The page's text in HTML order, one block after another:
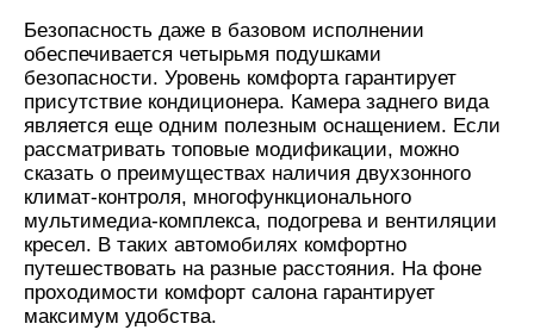
Безопасность даже в базовом исполнении
обеспечивается четырьмя подушками
безопасности. Уровень комфорта гарантирует
присутствие кондиционера. Камера заднего вида
является еще одним полезным оснащением. Если
рассматривать топовые модификации, можно
сказать о преимуществах наличия двухзонного
климат-контроля, многофункционального
мультимедиа-комплекса, подогрева и вентиляции
кресел. В таких автомобилях комфортно
путешествовать на разные расстояния. На фоне
проходимости комфорт салона гарантирует
максимум удобства.